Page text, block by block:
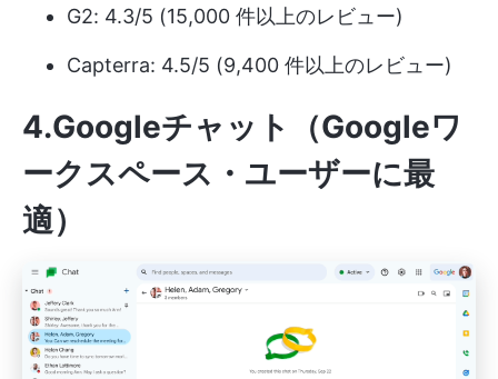
G2: 4.3/5 (15,000 件以上のレビュー)
Capterra: 4.5/5 (9,400 件以上のレビュー)
4.Googleチャット（Googleワ
ークスペース・ユーザーに最
適）